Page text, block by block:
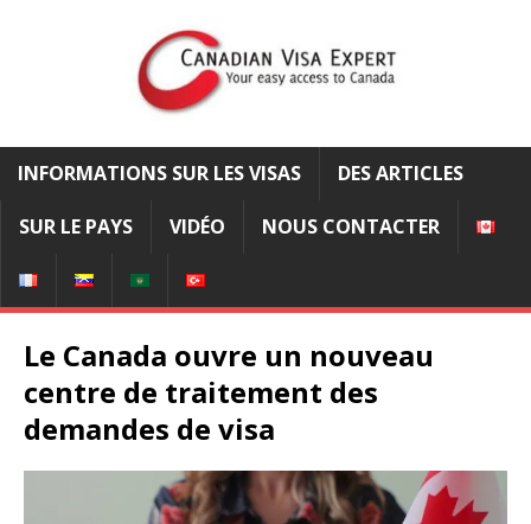
INFORMATIONS SUR LES VISAS DES ARTICLES
SUR LE PAYS VIDÉO NOUS CONTACTER
Le Canada ouvre un nouveau
centre de traitement des
demandes de visa